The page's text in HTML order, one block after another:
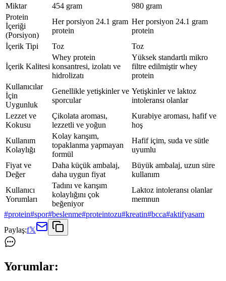
Miktar
454 gram
980 gram
Protein
İçeriği
(Porsiyon)
Her porsiyon 24.1 gram
protein
Her porsiyon 24.1 gram
protein
İçerik Tipi
Toz Toz
İçerik Kalitesi
Whey protein
konsantresi, izolatı ve
hidrolizatı
Yüksek standartlı mikro
filtre edilmiştir whey
protein
Kullanıcılar
İçin
Uygunluk
Genellikle yetişkinler ve
sporcular
Yetişkinler ve laktoz
intoleransı olanlar
Lezzet ve
Kokusu
Çikolata aroması,
lezzetli ve yoğun
Kurabiye aroması, hafif ve
hoş
Kullanım
Kolaylığı
Kolay karışım,
topaklanma yapmayan
formül
Hafif içim, suda ve sütle
uyumlu
Fiyat ve
Değer
Daha küçük ambalaj,
daha uygun fiyat
Büyük ambalaj, uzun süre
kullanım
Kullanıcı
Yorumları
Tadını ve karışım
kolaylığını çok
beğeniyor
Laktoz intoleransı olanlar
memnun
#protein#spor#beslenme#proteintozu#kreatin#bcca#aktifyasam
Paylaş:f𝕏
Yorumlar: